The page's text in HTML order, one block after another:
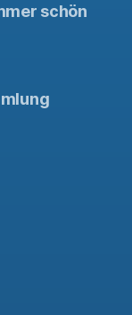
schön